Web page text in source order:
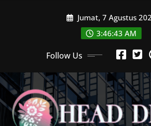
Jumat, 7 Agustus
3:46:46 AM
Follow Us